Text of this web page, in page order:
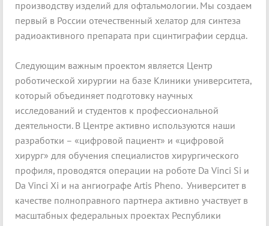
производству изделий для офтальмологии. Мы создаем
первый в России отечественный хелатор для синтеза
радиоактивного препарата при сцинтиграфии сердца.
Следующим важным проектом является Центр
роботической хирургии на базе Клиники университета,
который объединяет подготовку научных
исследований и студентов к профессиональной
деятельности. В Центре активно используются наши
разработки – «цифровой пациент» и «цифровой
хирург» для обучения специалистов хирургического
профиля, проводятся операции на роботе Da Vinci Si и
Da Vinci Xi и на ангиографе Artis Pheno. Университет в
качестве полноправного партнера активно участвует в
масштабных федеральных проектах Республики